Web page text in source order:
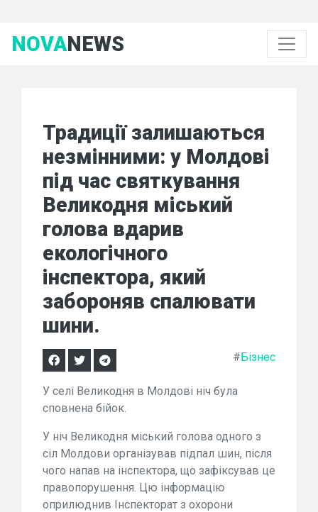
NOVANEWS
Традиції залишаються
незмінними: у Молдові
під час святкування
Великодня міський
голова вдарив
екологічного
інспектора, який
забороняв спалювати
шини.
#Бізнес
У селі Великодня в Молдові ніч була
сповнена бійок.
У ніч Великодня міський голова одного з
сіл Молдови організував підпал шин, після
чого напав на інспектора, що зафіксував це
правопорушення. Цю інформацію
оприлюднив Інспекторат з охорони